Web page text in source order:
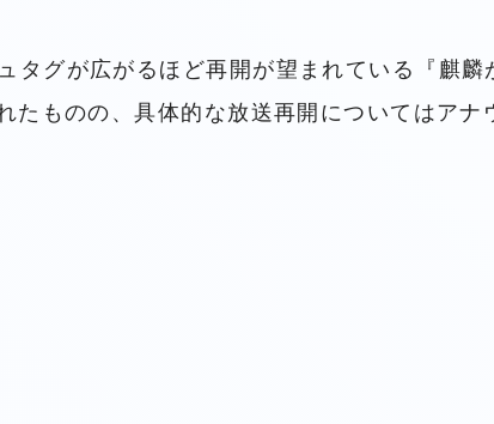
タグが広がるほど再開が望まれている『麒麟
ものの、具体的な放送再開についてはアナ